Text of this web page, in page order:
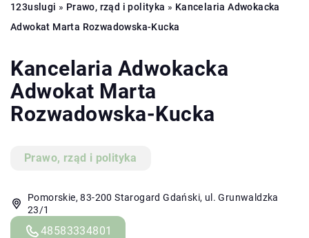
123uslugi » Prawo, rząd i polityka » Kancelaria Adwokacka
Adwokat Marta Rozwadowska-Kucka
Kancelaria Adwokacka
Adwokat Marta
Rozwadowska-Kucka
Prawo, rząd i polityka
Pomorskie, 83-200 Starogard Gdański, ul. Grunwaldzka
23/1
48583334801